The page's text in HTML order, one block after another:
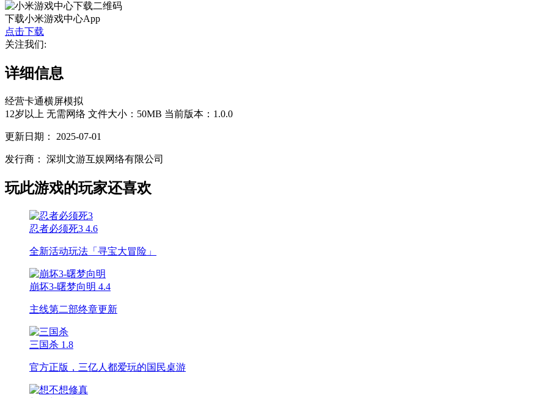
下载小米游戏中心App
点击下载
关注我们:
详细信息
经营卡通横屏模拟
12岁以上 无需网络 文件大小：50MB 当前版本：1.0.0
更新日期： 2025-07-01
发行商： 深圳文游互娱网络有限公司
玩此游戏的玩家还喜欢
忍者必须死3 4.6
全新活动玩法「寻宝大冒险」
崩坏3-曙梦向明 4.4
主线第二部终章更新
三国杀 1.8
官方正版，三亿人都爱玩的国民桌游